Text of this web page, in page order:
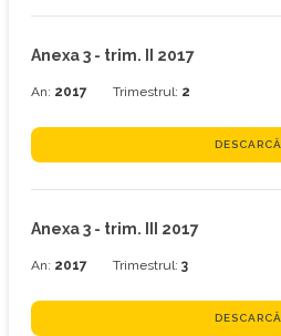
Anexa 3 - trim. II 2017
An: 2017 Trimestrul: 2
DESCARCĂ
Anexa 3 - trim. III 2017
An: 2017 Trimestrul: 3
DESCARCĂ